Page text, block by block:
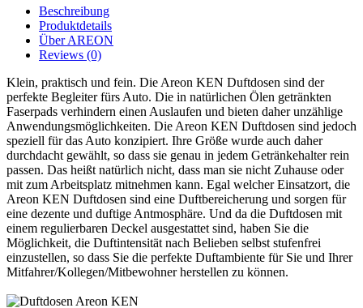
Beschreibung
Produktdetails
Über AREON
Reviews (0)
Klein, praktisch und fein. Die Areon KEN Duftdosen sind der
perfekte Begleiter fürs Auto. Die in natürlichen Ölen getränkten
Faserpads verhindern einen Auslaufen und bieten daher unzählige
Anwendungsmöglichkeiten. Die Areon KEN Duftdosen sind jedoch
speziell für das Auto konzipiert. Ihre Größe wurde auch daher
durchdacht gewählt, so dass sie genau in jedem Getränkehalter rein
passen. Das heißt natürlich nicht, dass man sie nicht Zuhause oder
mit zum Arbeitsplatz mitnehmen kann. Egal welcher Einsatzort, die
Areon KEN Duftdosen sind eine Duftbereicherung und sorgen für
eine dezente und duftige Antmosphäre. Und da die Duftdosen mit
einem regulierbaren Deckel ausgestattet sind, haben Sie die
Möglichkeit, die Duftintensität nach Belieben selbst stufenfrei
einzustellen, so dass Sie die perfekte Duftambiente für Sie und Ihrer
Mitfahrer/Kollegen/Mitbewohner herstellen zu können.